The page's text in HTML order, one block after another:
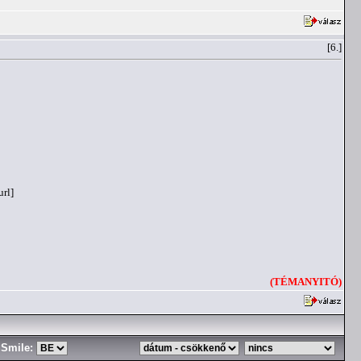
[6.]
(TÉMANYITÓ)
Smile: